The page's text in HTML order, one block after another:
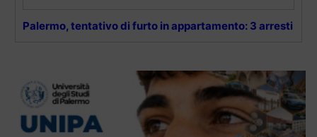
Palermo, tentativo di furto in appartamento: 3 arresti